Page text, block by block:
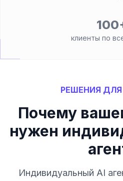
клиенты по
РЕШЕНИЯ
Почему
нужен
Индивидуальный AI